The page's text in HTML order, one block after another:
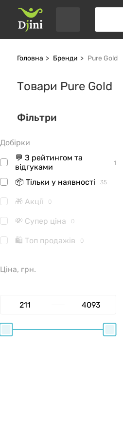
Головна Бренди Pure Gold
Товари Pure Gold
Фільтри
Добірки
💬 З рейтингом та
відгуками
1
📦 Тільки у наявності 35
🎁 Акції 0
💸 Супер ціна 0
🛍 Топ продажів 0
Ціна, грн.